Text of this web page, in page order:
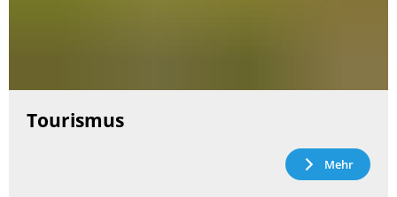
Tourismus
Mehr